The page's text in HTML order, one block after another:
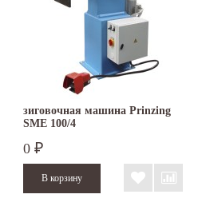
зиговочная машина Prinzing
SMЕ 100/4
0 ₽